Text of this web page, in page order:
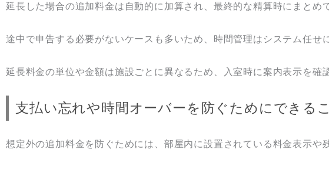
延長した場合の追加料金は自動的に加算され、最終的な精算時にまとめ
途中で申告する必要がないケースも多いため、時間管理はシステム任せ
延長料金の単位や金額は施設ごとに異なるため、入室時に案内表示を確
支払い忘れや時間オーバーを防ぐためにできる
想定外の追加料金を防ぐためには、部屋内に設置されている料金表示